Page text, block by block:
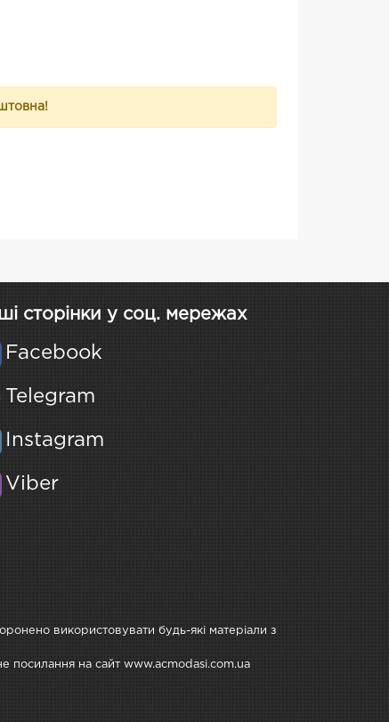
сторінки у соц. мережах
Facebook
Telegram
Instagram
Viber
використовувати будь-які матеріали з
посилання на сайт www.acmodasi.com.ua